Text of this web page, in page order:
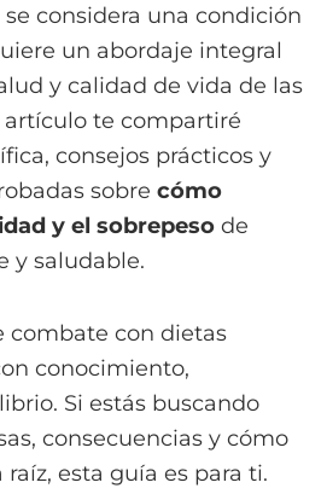
considera una condición
un abordaje integral
y calidad de vida de las
artículo te compartiré
consejos prácticos y
sobre cómo
y el sobrepeso de
y saludable.
combate con dietas
conocimiento,
Si estás buscando
consecuencias y cómo
esta guía es para ti.